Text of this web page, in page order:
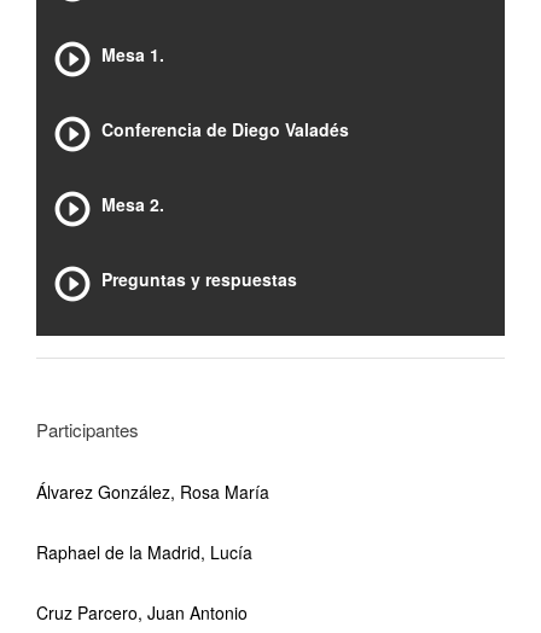
Mesa 1.
Conferencia de Diego Valadés
Mesa 2.
Preguntas y respuestas
Participantes
Álvarez González, Rosa María
Raphael de la Madrid, Lucía
Cruz Parcero, Juan Antonio